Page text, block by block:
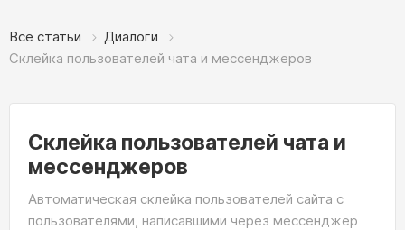
Все статьи
Диалоги
Склейка пользователей чата и мессенджеров
Склейка пользователей чата и
мессенджеров
Автоматическая склейка пользователей сайта с
пользователями, написавшими через мессенджер